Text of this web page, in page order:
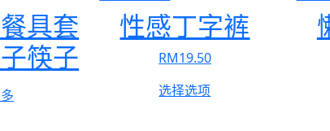
变
体。
可
在
产
具套
筷子
性感丁字裤
RM19.50
选择选项本